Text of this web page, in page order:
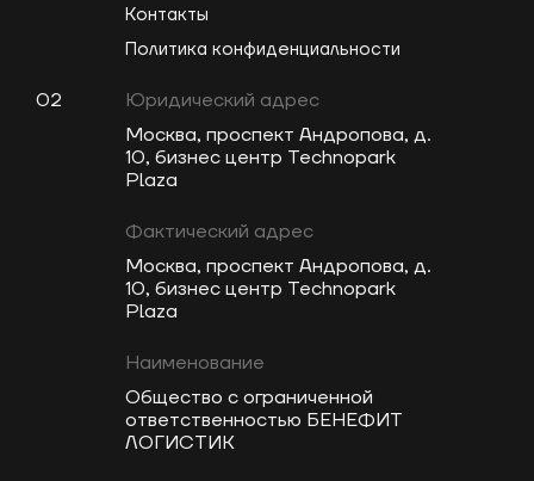
Контакты
Политика конфиденциальности
02
Юридический адрес
Москва, проспект Андропова, д.
10, бизнес центр Technopark
Plaza
Фактический адрес
Москва, проспект Андропова, д.
10, бизнес центр Technopark
Plaza
Наименование
Общество с ограниченной
ответственностью БЕНЕФИТ
ЛОГИСТИК